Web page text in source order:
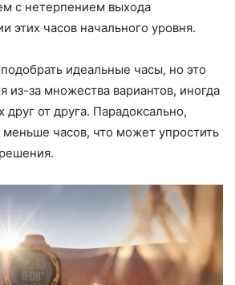
с нетерпением выхода
этих часов начального уровня.
идеальные часы, но это
из-за множества вариантов, иногда
от друга. Парадоксально,
меньше часов, что может упростить